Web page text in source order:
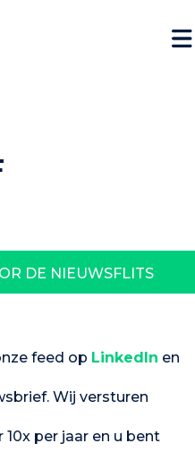
DE NIEUWSFLITS
feed op LinkedIn en
Wij versturen
per jaar en u bent